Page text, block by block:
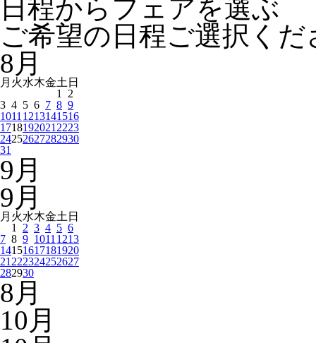
日程からフェアを選ぶ
ご希望の日程ご選択くだ
8 月
月 火水木金土 日
1
2
3 4 5 6 7 8 9
1011 1213141516
1718192021 2223
24252627282930
31
9 月
9 月
月 火水木金土 日
1
2 3 4 5 6
7 8 9 1011 1213
14151617181920
21 222324252627
282930
8 月
10 月